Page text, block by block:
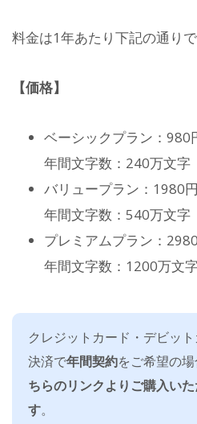
料金は1年あたり下記の通りで
【価格】
ベーシックプラン：
年間文字数：240万文字
バリュープラン：1980
年間文字数：540万文字
プレミアムプラン：
年間文字数：1200万文
クレジットカード・デビッ
決済で年間契約をご希望の
ちらのリンクよりご購入い
す。